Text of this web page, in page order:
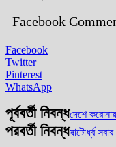
Facebook
Facebook
Twitter
Pinterest
WhatsApp
পূর্ববর্তী নিবন্ধদেশে
পরবর্তী নিবন্ধষাটোর্ধ্ব